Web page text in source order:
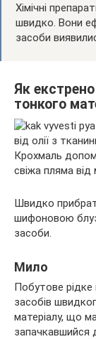
Хімічні
швидко. Вони
засоби
Як
тонкого
Крохмаль
свіжа пляма від
Швидко
шифоновою
засоби.
Мило
Побутове
засобів
матеріалу, що
запачкавшийся